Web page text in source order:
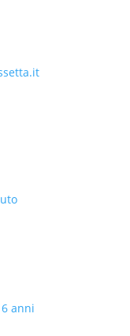
anni